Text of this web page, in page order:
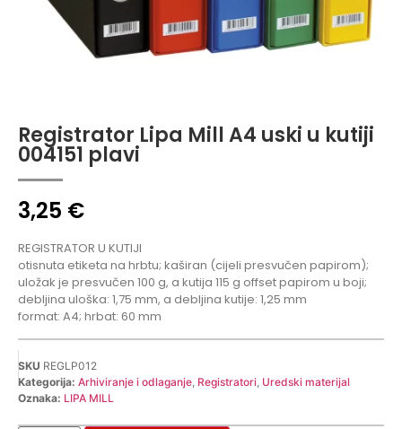
Registrator Lipa Mill A4 uski u kutiji
004151 plavi
3,25 €
REGISTRATOR U KUTIJI
otisnuta etiketa na hrbtu; kaširan (cijeli presvučen papirom);
uložak je presvučen 100 g, a kutija 115 g offset papirom u boji;
debljina uloška: 1,75 mm, a debljina kutije: 1,25 mm
format: A4; hrbat: 60 mm
SKU REGLP012
Kategorija: Arhiviranje i odlaganje Registratori Uredski materijal
Oznaka: LIPA MILL